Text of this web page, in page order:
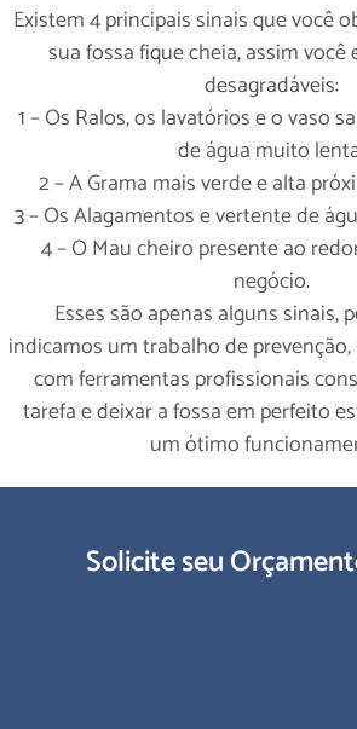
Existem 4 principais sinais que você
sua fossa fique cheia, assim você
desagradáveis:
1 – Os Ralos, os lavatórios e o vaso
de água muito
2 – A Grama mais verde e alta
3 – Os Alagamentos e vertente de
4 – O Mau cheiro presente ao
negócio.
Esses são apenas alguns sinais,
indicamos um trabalho de
com ferramentas profissionais
tarefa e deixar a fossa em perfeito
um ótimo
Solicite seu